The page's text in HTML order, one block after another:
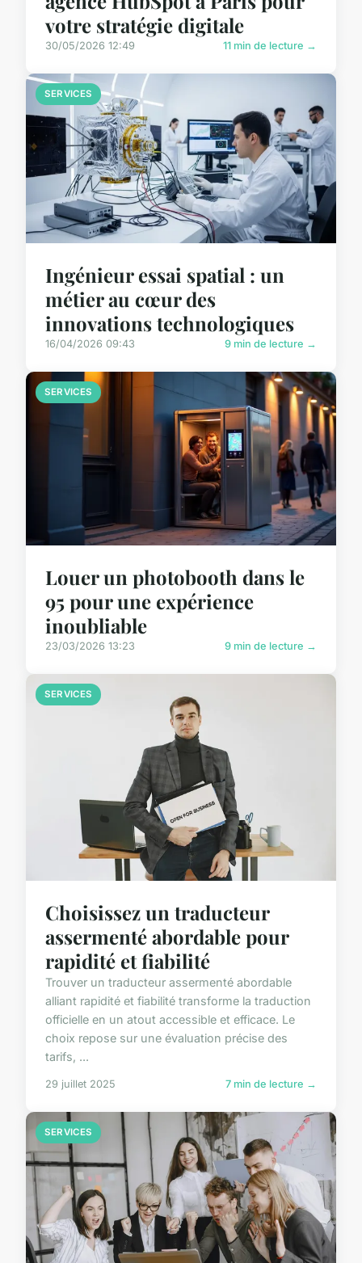
votre stratégie digitale
30/05/2026 12:49 11 min de lecture →
SERVICES
Ingénieur essai spatial : un
métier au cœur des
innovations technologiques
16/04/2026 09:43 9 min de lecture →
SERVICES
Louer un photobooth dans le
95 pour une expérience
inoubliable
23/03/2026 13:23 9 min de lecture →
SERVICES
Choisissez un traducteur
assermenté abordable pour
rapidité et fiabilité
Trouver un traducteur assermenté abordable
alliant rapidité et fiabilité transforme la traduction
officielle en un atout accessible et efficace. Le
choix repose sur une évaluation précise des
tarifs, ...
29 juillet 2025 7 min de lecture →
SERVICES